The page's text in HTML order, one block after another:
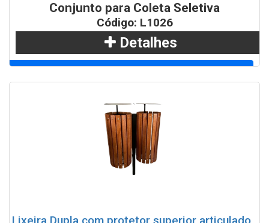
Conjunto para Coleta Seletiva
Código: L1026
Detalhes
WhatsApp